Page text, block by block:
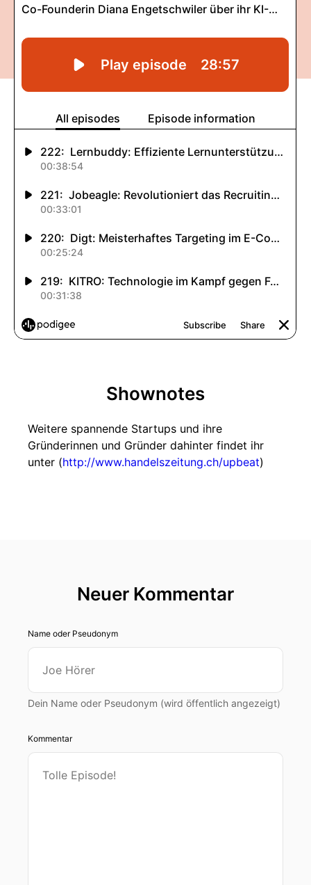
Shownotes
Weitere spannende Startups und ihre
Gründerinnen und Gründer dahinter findet ihr
unter (http://www.handelszeitung.ch/upbeat)
Neuer Kommentar
Name oder Pseudonym
Dein Name oder Pseudonym (wird öffentlich angezeigt)
Kommentar